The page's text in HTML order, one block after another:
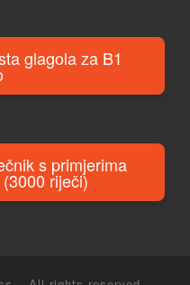
glagola za B1
s primjerima
riječi)